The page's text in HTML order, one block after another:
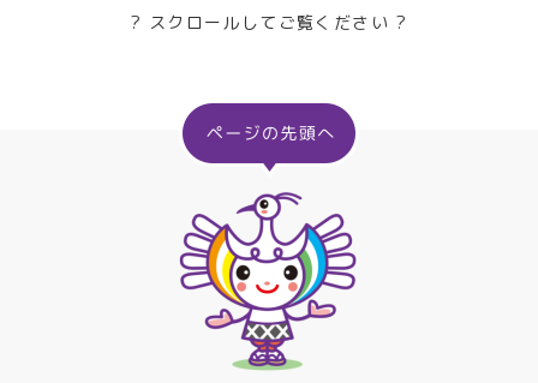
? スクロールしてご覧ください ?